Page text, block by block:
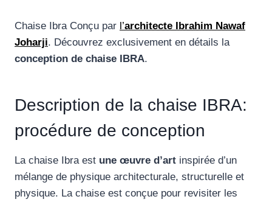
Chaise Ibra Conçu par l’architecte Ibrahim Nawaf
Joharji. Découvrez exclusivement en détails la
conception de chaise IBRA.
Description de la chaise IBRA:
procédure de conception
La chaise Ibra est une œuvre d’art inspirée d’un
mélange de physique architecturale, structurelle et
physique. La chaise est conçue pour revisiter les